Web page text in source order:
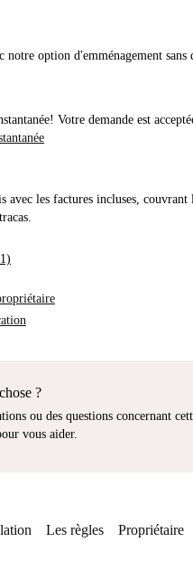
option d'emménagement sans
Votre demande est
avec les factures incluses,
?
ou des questions concernant
vous aider.
Les règles Propriétaire